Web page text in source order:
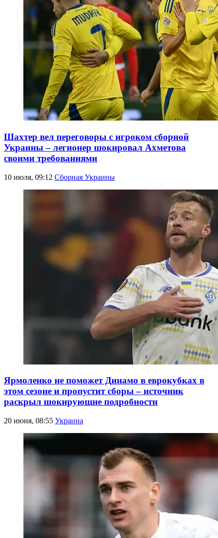
Шахтер вел переговоры с игроком сборной
Украины – легионер шокировал Ахметова
своими требованиями
10 июля, 09:12 Сборная Украины
Ярмоленко не поможет Динамо в еврокубках в
этом сезоне и пропустит сборы – источник
раскрыл шокирующие подробности
20 июня, 08:55 Украина